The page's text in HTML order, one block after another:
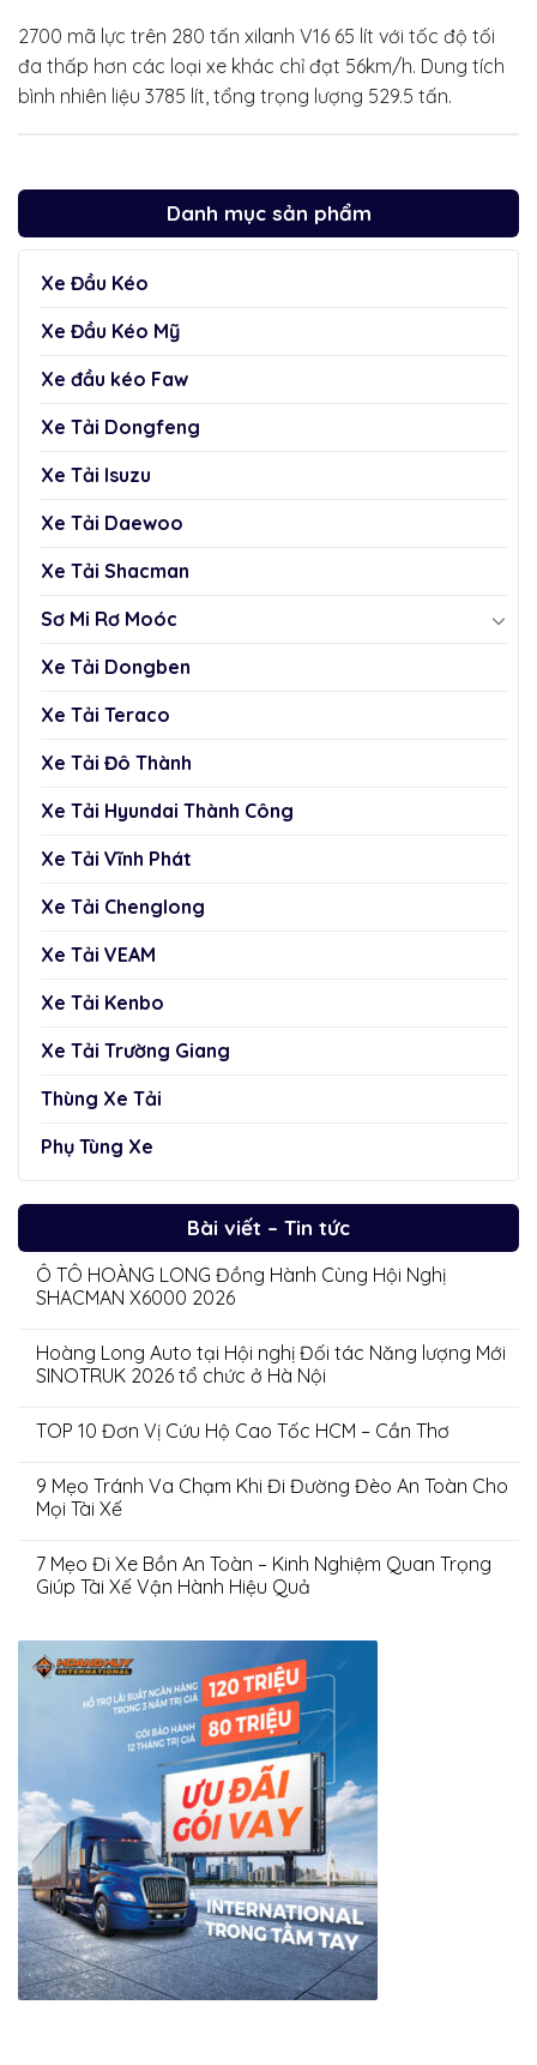
Danh mục sản phẩm
Xe Đầu Kéo
Xe Đầu Kéo Mỹ
Xe đầu kéo Faw
Xe Tải Dongfeng
Xe Tải Isuzu
Xe Tải Daewoo
Xe Tải Shacman
Sơ Mi Rơ Moóc
Xe Tải Dongben
Xe Tải Teraco
Xe Tải Đô Thành
Xe Tải Hyundai Thành Công
Xe Tải Vĩnh Phát
Xe Tải Chenglong
Xe Tải VEAM
Xe Tải Kenbo
Xe Tải Trường Giang
Thùng Xe Tải
Phụ Tùng Xe
Bài viết – Tin tức
Ô TÔ HOÀNG LONG Đồng Hành Cùng Hội Nghị
SHACMAN X6000 2026
Hoàng Long Auto tại Hội nghị Đối tác Năng lượng Mới
SINOTRUK 2026 tổ chức ở Hà Nội
TOP 10 Đơn Vị Cứu Hộ Cao Tốc HCM – Cần Thơ
9 Mẹo Tránh Va Chạm Khi Đi Đường Đèo An Toàn Cho
Mọi Tài Xế
7 Mẹo Đi Xe Bồn An Toàn – Kinh Nghiệm Quan Trọng
Giúp Tài Xế Vận Hành Hiệu Quả
2700 mã lực trên 280 tấn xilanh V16 65 lít với tốc độ tối
đa thấp hơn các loại xe khác chỉ đạt 56km/h. Dung tích
bình nhiên liệu 3785 lít, tổng trọng lượng 529.5 tấn.